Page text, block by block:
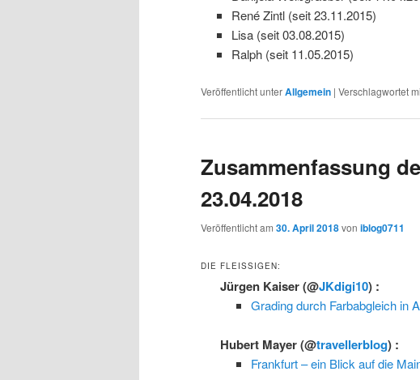
René Zintl (seit 23.11.2015)
Lisa (seit 03.08.2015)
Ralph (seit 11.05.2015)
Veröffentlicht unterAllgemein | Verschlagwortet
Zusammenfassung
23.04.2018
Veröffentlicht am 30. April 2018von iblog0711
DIE FLEISSIGEN:
Jürgen Kaiser(@JKdigi10) :
Grading durch Farbabgleich in
Hubert Mayer(@travellerblog) :
Frankfurt – ein Blick auf die